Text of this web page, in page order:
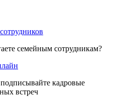
семейным сотрудникам?
кадровые
встреч